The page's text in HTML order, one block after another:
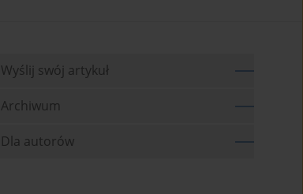
Wyślij swój artykuł
Archiwum
Dla autorów